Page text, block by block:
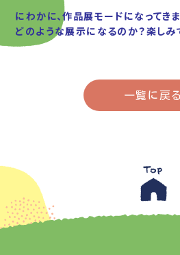
にわかに、作品展モードになってき
どのような展示になるのか？楽しみ
一覧に戻る